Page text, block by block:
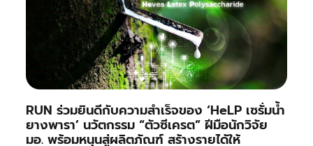
RUN ร่วมยินดีกับความสำเร็จของ ‘HeLP เซรั่มน้ำ
ยางพารา’ นวัตกรรม “ตัวซีเครต” ฝีมือนักวิจัย
มอ. พร้อมหนุนสู่ผลิตภัณฑ์ สร้างรายได้ให้